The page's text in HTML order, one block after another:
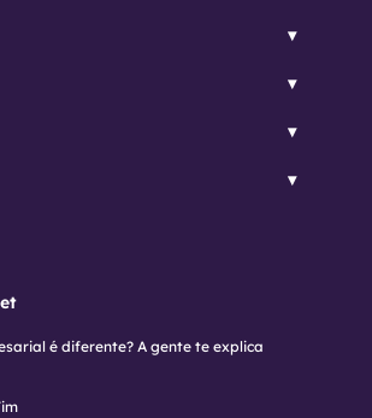
é diferente? A gente te explica